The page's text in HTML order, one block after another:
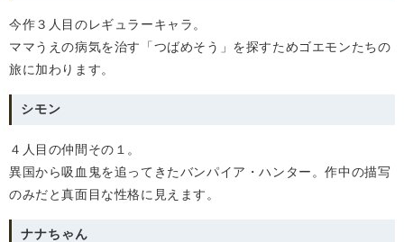
今作３人目のレギュラーキャラ。
ママうえの病気を治す「つばめそう」を探すためゴエモンたちの
旅に加わります。
シモン
４人目の仲間その１。
異国から吸血鬼を追ってきたバンパイア・ハンター。作中の描写
のみだと真面目な性格に見えます。
ナナちゃん